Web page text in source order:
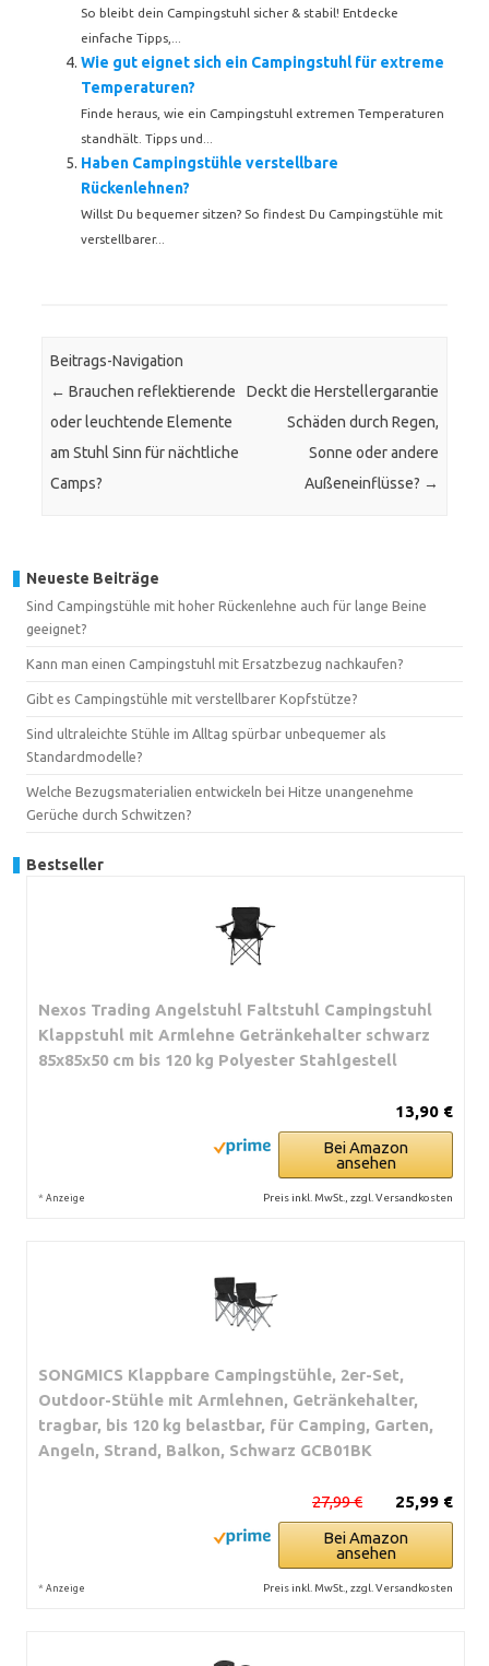
So bleibt dein Campingstuhl sicher & stabil! Entdecke
einfache Tipps,...
Wie gut eignet sich ein Campingstuhl für extreme
Temperaturen?
Finde heraus, wie ein Campingstuhl extremen Temperaturen
standhält. Tipps und...
Haben Campingstühle verstellbare
Rückenlehnen?
Willst Du bequemer sitzen? So findest Du Campingstühle mit
verstellbarer...
Beitrags-Navigation
← Brauchen reflektierende
oder leuchtende Elemente
am Stuhl Sinn für nächtliche
Camps?
Deckt die Herstellergarantie
Schäden durch Regen,
Sonne oder andere
Außeneinflüsse? →
Neueste Beiträge
Sind Campingstühle mit hoher Rückenlehne auch für lange Beine
geeignet?
Kann man einen Campingstuhl mit Ersatzbezug nachkaufen?
Gibt es Campingstühle mit verstellbarer Kopfstütze?
Sind ultraleichte Stühle im Alltag spürbar unbequemer als
Standardmodelle?
Welche Bezugsmaterialien entwickeln bei Hitze unangenehme
Gerüche durch Schwitzen?
Bestseller
Nexos Trading Angelstuhl Faltstuhl Campingstuhl
Klappstuhl mit Armlehne Getränkehalter schwarz
85x85x50 cm bis 120 kg Polyester Stahlgestell
13,90 €
Bei Amazon
ansehen
* Anzeige Preis inkl. MwSt., zzgl. Versandkosten
SONGMICS Klappbare Campingstühle, 2er-Set,
Outdoor-Stühle mit Armlehnen, Getränkehalter,
tragbar, bis 120 kg belastbar, für Camping, Garten,
Angeln, Strand, Balkon, Schwarz GCB01BK
25,99 €
27,99 €
Bei Amazon
ansehen
* Anzeige Preis inkl. MwSt., zzgl. Versandkosten